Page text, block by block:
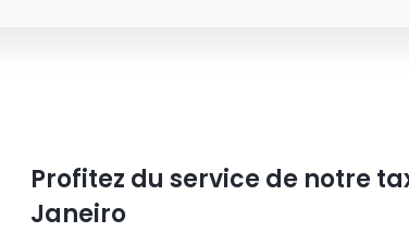
Profitez du service de notre
Janeiro